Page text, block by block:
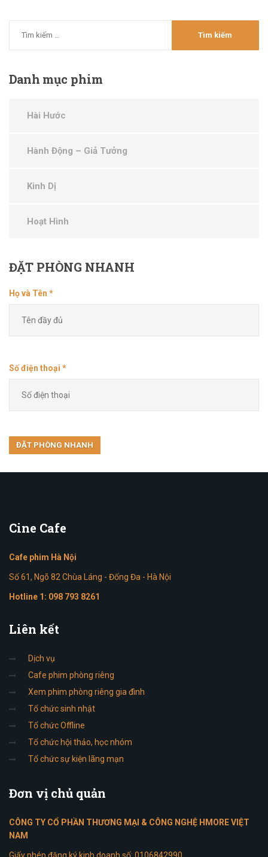
Danhmục phim
Hài Hước
Hành Động – Giả Tưởng
Kinh Dị
Hoạt Hình
ĐẶTPHÒNG NHANH
Họ và Tên *
Số điện thoại *
Cine Cafe
Cafe phim Hà Nội
Số 61, Ngõ 82 Chùa Láng - Đống Đa - Hà Nội
Hotline 1: 098 793 8261
Liên kết
Dịch vụ
Cafe phim phòng riêng
Xem phim phòng riêng gia đình
Tổ chức sinh nhật
Tổ chức Offline
Tổ chức hội thảo, học nhóm
Tổ chức sự kiện lãng mạn
Đơn vị chủ quản
CÔNG TY CỔ PHẦN THƯƠNG MẠI & CÔNG NGHỆ HMORE VIỆT
NAM